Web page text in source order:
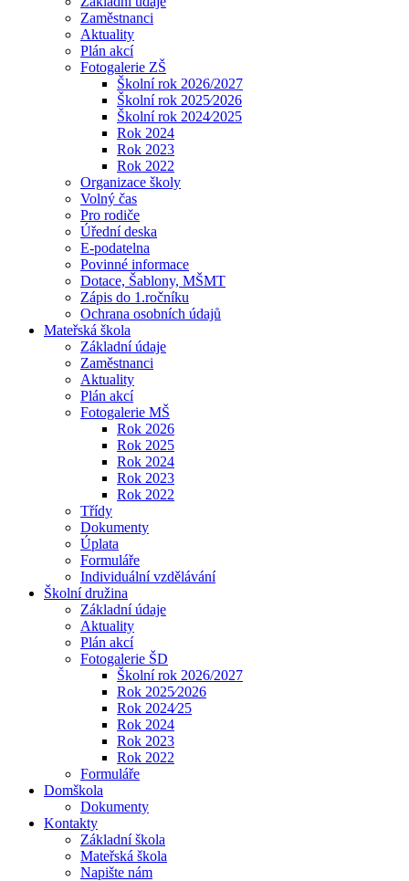
Zaměstnanci
Aktuality
Plán akcí
Fotogalerie ZŠ
Školní rok 2026/2027
Školní rok 2025⁄2026
Školní rok 2024⁄2025
Rok 2024
Rok 2023
Rok 2022
Organizace školy
Volný čas
Pro rodiče
Úřední deska
E-podatelna
Povinné informace
Dotace, Šablony, MŠMT
Zápis do 1.ročníku
Ochrana osobních údajů
Mateřská škola
Základní údaje
Zaměstnanci
Aktuality
Plán akcí
Fotogalerie MŠ
Rok 2026
Rok 2025
Rok 2024
Rok 2023
Rok 2022
Třídy
Dokumenty
Úplata
Formuláře
Individuální vzdělávání
Školní družina
Základní údaje
Aktuality
Plán akcí
Fotogalerie ŠD
Školní rok 2026/2027
Rok 2025⁄2026
Rok 2024⁄25
Rok 2024
Rok 2023
Rok 2022
Formuláře
Domškola
Dokumenty
Kontakty
Základní škola
Mateřská škola
Napište nám